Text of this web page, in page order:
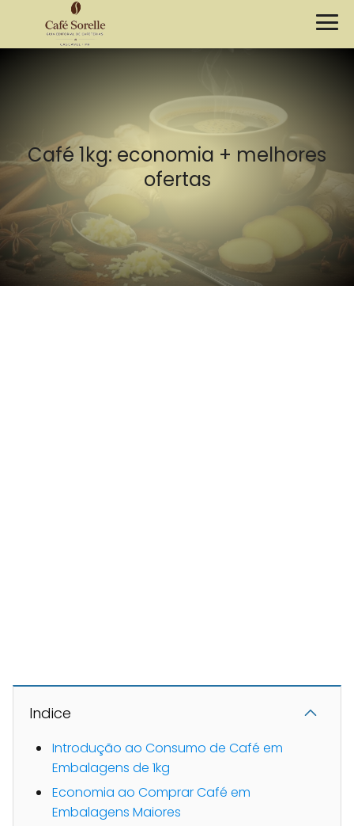
Café 1kg: economia + melhores
ofertas
Indice
Introdução ao Consumo de Café em
Embalagens de 1kg
Economia ao Comprar Café em
Embalagens Maiores